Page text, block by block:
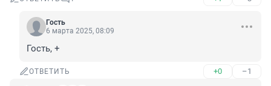
Гость
6 марта 2025, 08:09
Гость, +
ОТВЕТИТЬ +0 –1